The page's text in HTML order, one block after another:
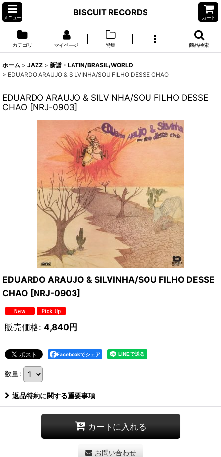
メニュー
BISCUIT RECORDS
カート
カテゴリ マイページ 特集 商品検索
ホーム > JAZZ > 新譜・LATIN/BRASIL/WORLD
> EDUARDO ARAUJO & SILVINHA/SOU FILHO DESSE CHAO
EDUARDO ARAUJO & SILVINHA/SOU FILHO DESSE
CHAO [NRJ-0903]
EDUARDO ARAUJO & SILVINHA/SOU FILHO DESSE
CHAO [NRJ-0903]
販売価格: 4,840円
Facebookでシェア
数量:
返品特約に関する重要事項
カートに入れる
お問い合わせ